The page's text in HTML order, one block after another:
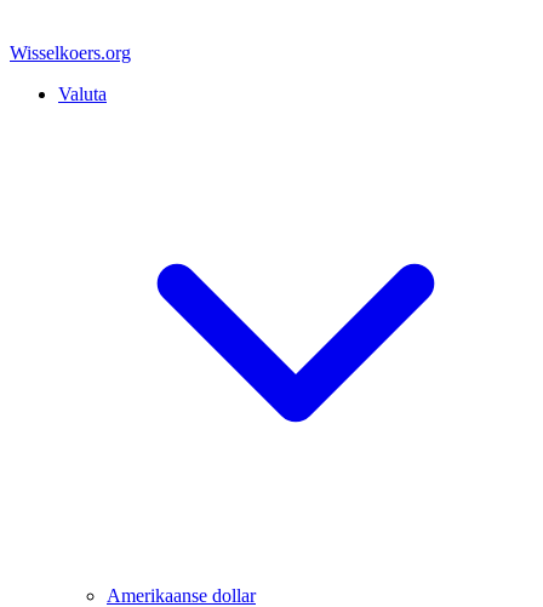
Wisselkoers.org
Valuta
Amerikaanse dollar